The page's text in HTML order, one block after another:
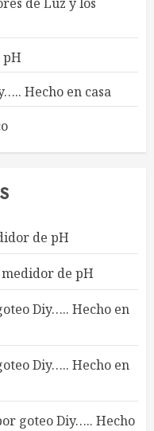
de Luz y los
Hecho en casa
de pH
de pH
Diy….. Hecho en
Diy….. Hecho en
goteo Diy….. Hecho